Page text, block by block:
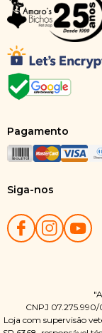
Pagamento
Siga-nos
CNPJ 07.275.990/
Loja com supervisão